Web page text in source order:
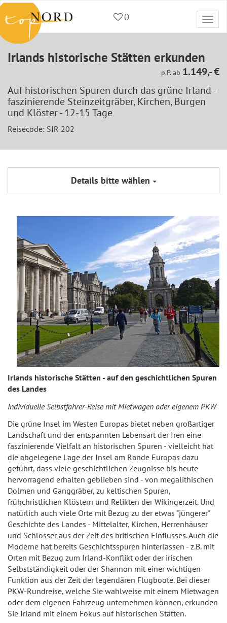
0
Irlands historische Stätten erkunden
p.P. ab 1.149,- €
Auf historischen Spuren durch das grüne Irland -
faszinierende Steinzeitgräber, Kirchen, Burgen
und Klöster - 12-15 Tage
Reisecode: SIR 202
Details bitte wählen
Irlands historische Stätten - auf den geschichtlichen Spuren
des Landes
Individuelle Selbstfahrer-Reise mit Mietwagen oder eigenem PKW
Die grüne Insel im Westen Europas bietet neben großartiger
Landschaft und der entspannten Lebensart der Iren eine
faszinierende Vielfalt an historischen Spuren - vielleicht hat
die abgelegene Lage der Insel am Rande Europas dazu
geführt, dass viele geschichtlichen Zeugnisse bis heute
hervorragend erhalten geblieben sind - von megalithischen
Dolmen und Ganggräber, zu keltischen Spuren,
frühchristlichen Klöstern und Relikten der Wikingerzeit. Und
natürlich auch viele Orte mit Bezug zu der etwas "jüngerer"
Geschichte des Landes - Mittelalter, Kirchen, Herrenhäuser
und Schlösser aus der Zeit des britischen Einflusses. Auch die
Moderne hat bereits Geschichtsspuren hinterlassen - z.B. mit
Orten mit Bezug zum Irland-Konflikt oder der irischen
Selbstständigkeit oder der Shannon mit einer wichtigen
Funktion aus der Zeit der legendären Flugboote. Bei dieser
PKW-Rundreise, welche Sie wahlweise mit einem Mietwagen
oder dem eigenen Fahrzeug unternehmen können, erkunden
Sie Irland mit einem Fokus auf historischen Stätten.